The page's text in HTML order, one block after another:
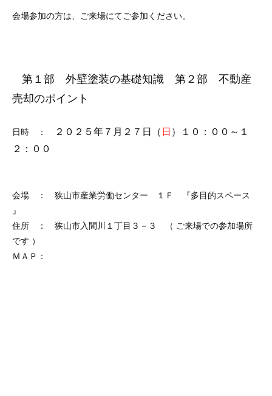
会場参加の方は、ご来場にてご参加ください。
第１部 外壁塗装の基礎知識 第２部 不動産
売却のポイント
日時 ： ２０２５年７月２７日（ 日 ）１０：００～１
２：００
会場 ： 狭山市産業労働センター １Ｆ 『多目的スペース
』
住所 ： 狭山市入間川１丁目３－３ （ ご来場での参加場所
です ）
ＭＡＰ：